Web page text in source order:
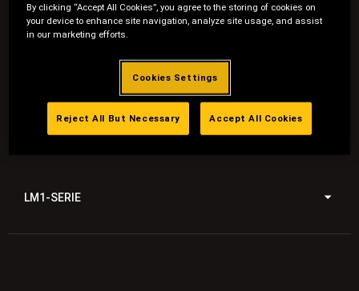
Robuste Bauart trifft auf feinste Technik, um Sie mit
einwandfreier Leistung zu unterstützen. Mit Features,
Effizienz bieten und denhöchsten Komfort liefern,
bekommen Sie genau das, was Sie von Ihrem Cub Cadet
Rasenmähererwarten. Und natürlich liefert Ihnen jedes
Cadet Rasenmäher. Jahr fur Jahr!
LM1-SERIE
By clicking “Accept All Cookies”, you agree to the storing of cookies on
your device to enhance site navigation, analyze site usage, and assist
in our marketing efforts.
Cookies Settings
Reject All But Necessary Accept All Cookies